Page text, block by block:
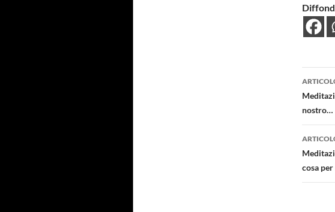
nostro…
cosa